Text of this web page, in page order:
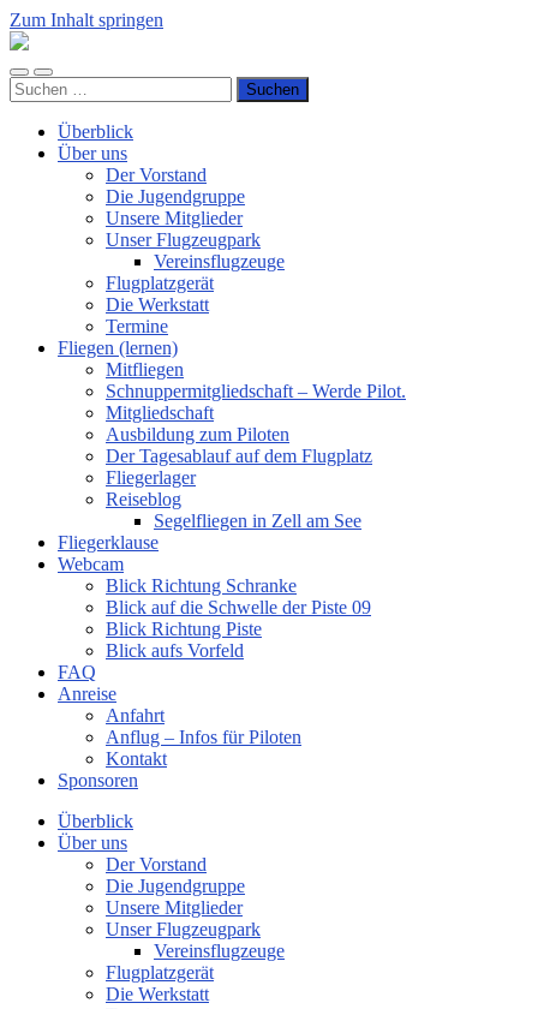
Zum Inhalt springen
Luftsportverein
e.V.
Mobile-
Menü
Suchfeld
ein-/ausblenden
Suchen
nach:
Überblick
Über uns
Der Vorstand
Die Jugendgruppe
Unsere Mitglieder
Unser Flugzeugpark
Vereinsflugzeuge
Flugplatzgerät
Die Werkstatt
Termine
Fliegen (lernen)
Mitfliegen
Schnuppermitgliedschaft – Werde Pilot.
Mitgliedschaft
Ausbildung zum Piloten
Der Tagesablauf auf dem Flugplatz
Fliegerlager
Reiseblog
Segelfliegen in Zell am See
Fliegerklause
Webcam
Blick Richtung Schranke
Blick auf die Schwelle der Piste 09
Blick Richtung Piste
Blick aufs Vorfeld
FAQ
Anreise
Anfahrt
Anflug – Infos für Piloten
Kontakt
Sponsoren
Überblick
Über uns
Der Vorstand
Die Jugendgruppe
Unsere Mitglieder
Unser Flugzeugpark
Vereinsflugzeuge
Flugplatzgerät
Die Werkstatt